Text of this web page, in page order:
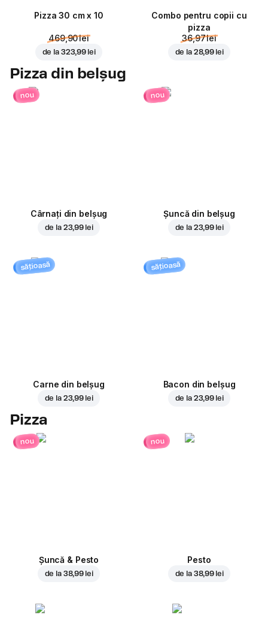
Pizza 30 cm x 10
469,90 lei
de la 323,99 lei
Combo pentru copii cu
pizza
36,97 lei
de la 28,99 lei
Pizza din belșug
nou
Cârnați din belșug
de la 23,99 lei
nou
Șuncă din belșug
de la 23,99 lei
sățioasă
Carne din belșug
de la 23,99 lei
sățioasă
Bacon din belșug
de la 23,99 lei
Pizza
nou
Șuncă & Pesto
de la 38,99 lei
nou
Pesto
de la 38,99 lei